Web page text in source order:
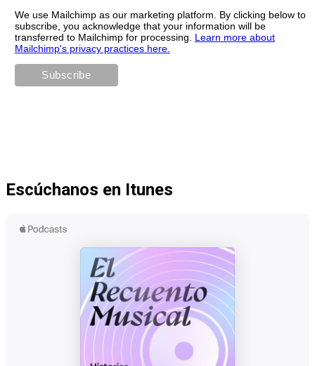
We use Mailchimp as our marketing platform. By clicking below to
subscribe, you acknowledge that your information will be
transferred to Mailchimp for processing. Learn more about
Mailchimp's privacy practices here.
Escúchanos en Itunes